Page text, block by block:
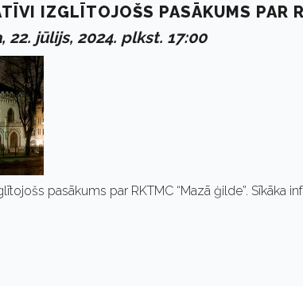
IZGLĪTOJOŠS PASĀKUMS PAR
22. jūlijs, 2024. plkst. 17:00
pasākums par RKTMC “Mazā ģilde”. Sīkāka